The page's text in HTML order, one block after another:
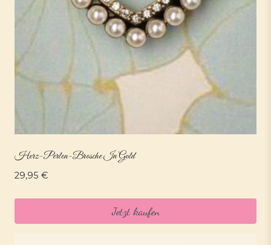
Herz-Perlen-Brosche In Gold
29,95 €
Jetzt kaufen